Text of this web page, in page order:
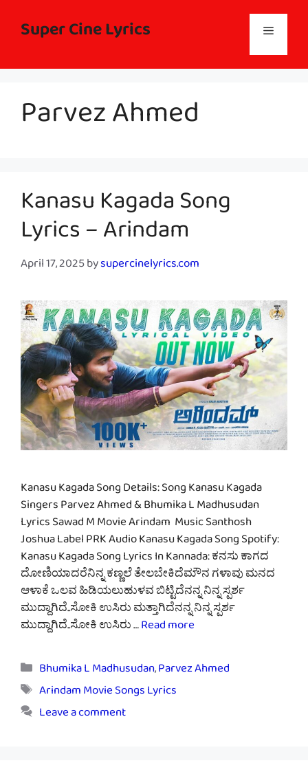
contentSuper Cine Lyrics Menu
Parvez Ahmed
Kanasu Kagada Song
Lyrics – Arindam
April 17, 2025bysupercinelyrics.com
Kanasu Kagada Song Details: Song Kanasu Kagada
Singers Parvez Ahmed & Bhumika L Madhusudan
Lyrics Sawad M Movie Arindam Music Santhosh
Joshua Label PRK Audio Kanasu Kagada Song Spotify:
Kanasu Kagada Song Lyrics In Kannada: ಕನಸು ಕಾಗದ
ದೋಣಿಯಾದರೆನಿನ್ನ ಕಣ್ಣಲೆ ತೇಲಬೇಕಿದೆಮೌನ ಗಳಾವು ಮನದ
ಆಳಾಕೆ ಒಲವ ಹಿಡಿಯಲುಹುಳವ ಬಿಟ್ಟಿದೆನನ್ನ ನಿನ್ನ ಸ್ಪರ್ಶ
ಮುದ್ದಾಗಿದೆ..ಸೋಕಿ ಉಸಿರು ಮತ್ತಾಗಿದೆನನ್ನ ನಿನ್ನ ಸ್ಪರ್ಶ
ಮುದ್ದಾಗಿದೆ..ಸೋಕಿ ಉಸಿರು …Read more
Categories
Bhumika L Madhusudan,Parvez Ahmed
Tags
Arindam Movie Songs Lyrics
Leave a comment